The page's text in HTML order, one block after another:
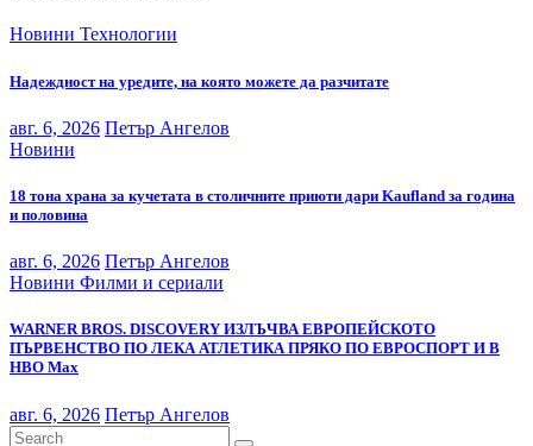
Новини Технологии
Надеждност на уредите, на която можете да разчитате
авг. 6, 2026 Петър Ангелов
Новини
18 тона храна за кучетата в столичните приюти дари Kaufland за година
и половина
авг. 6, 2026 Петър Ангелов
Новини Филми и сериали
WARNER BROS. DISCOVERY ИЗЛЪЧВА ЕВРОПЕЙСКОТО
ПЪРВЕНСТВО ПО ЛЕКА АТЛЕТИКА ПРЯКО ПО ЕВРОСПОРТ И В
НВО Мах
авг. 6, 2026 Петър Ангелов